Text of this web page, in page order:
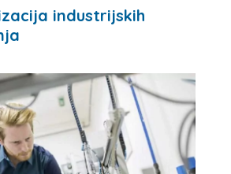
industrijskih